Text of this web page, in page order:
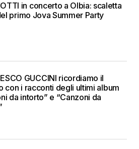
in concerto a Olbia: scaletta
primo Jova Summer Party
GUCCINI ricordiamo il
con i racconti degli ultimi album
da intorto” e “Canzoni da